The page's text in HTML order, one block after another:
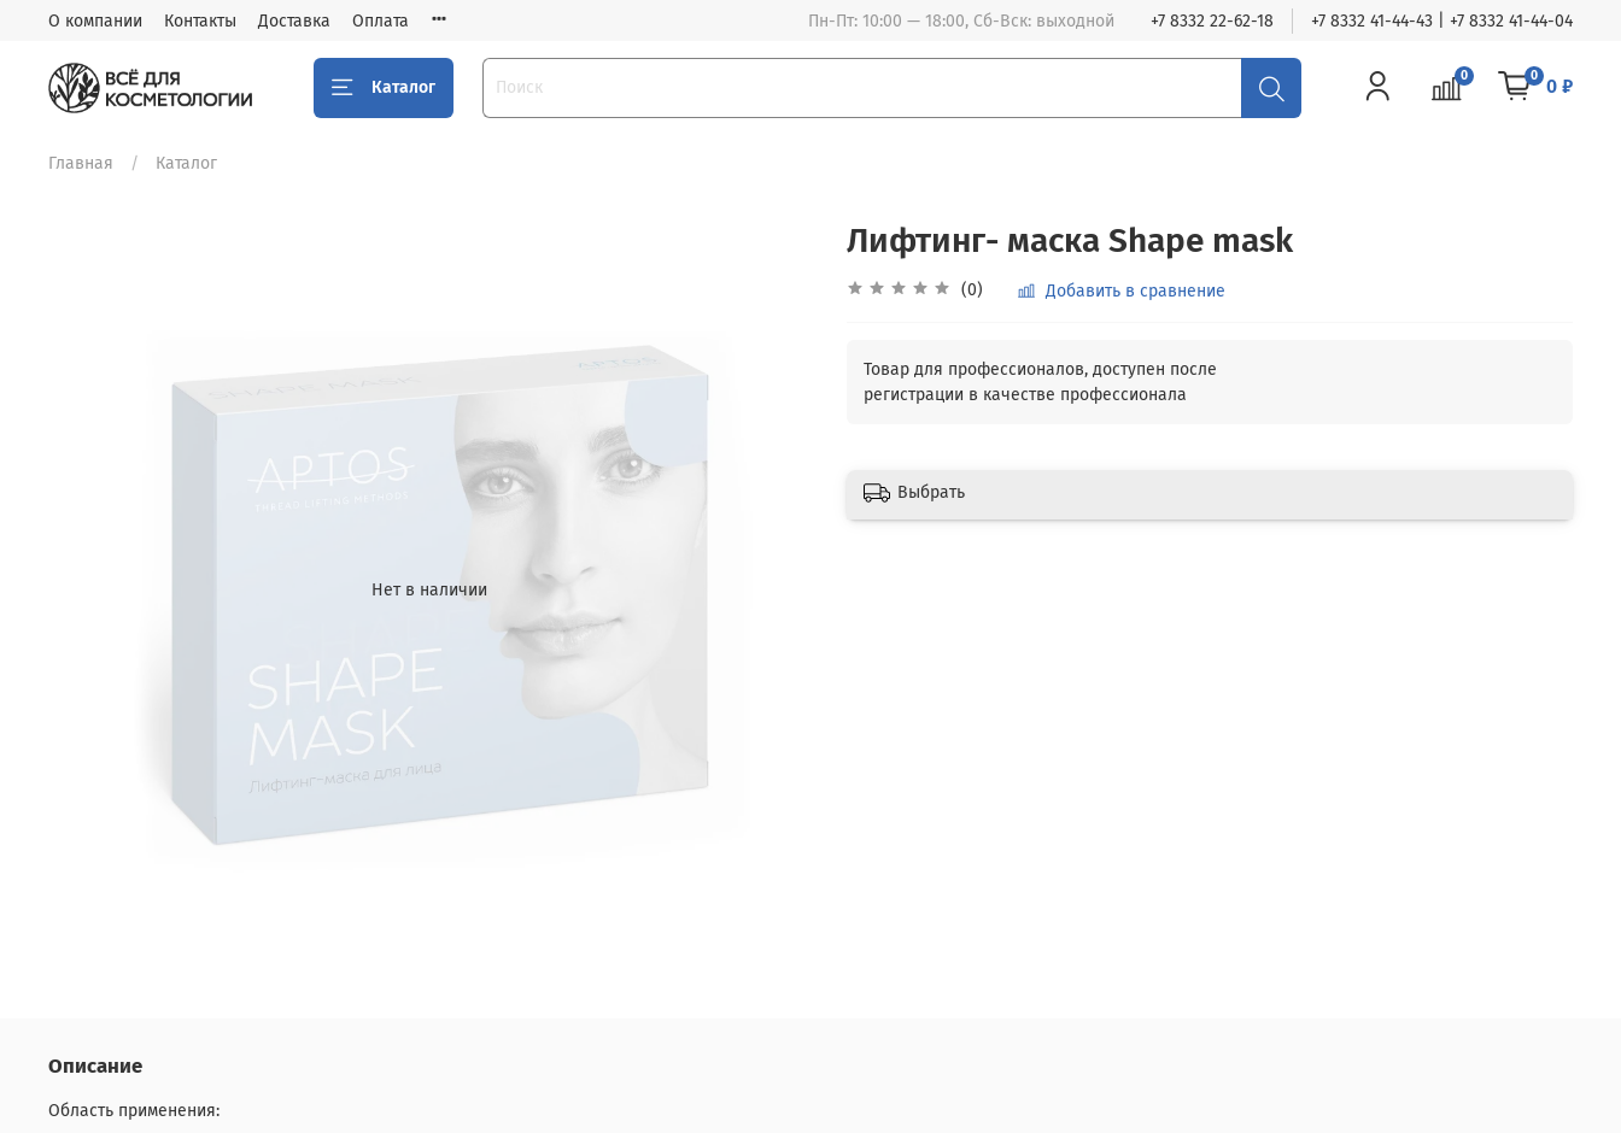
О компании Контакты Доставка Оплата Пн-Пт: 10:00 — 18:00, Сб-Вск: выходной +7 8332 22-62-18 +7 8332 41-44-43 | +7 8332 41-44-04
Каталог
0 0 0 ₽
Главная Каталог
Нет в наличии
Лифтинг- маска Shape mask
(0) Добавить в сравнение
Выбрать
Описание
Область применения: